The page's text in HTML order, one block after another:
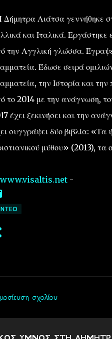
Δήμητρα Λιάτσα γεννήθηκε
και Ιταλικά.
την Αγγλική γλώσσα. Έγραψε
Έδωσε σειρά
την Ιστορία και
το 2014 με την ανάγνωση,
έχει ξεκινήσει και την
συγγράψει δύο βιβλία:
μύθου» (2013), τα
-
σχολίου